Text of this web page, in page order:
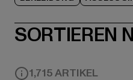
SORTIEREN
1,715 ARTIKEL